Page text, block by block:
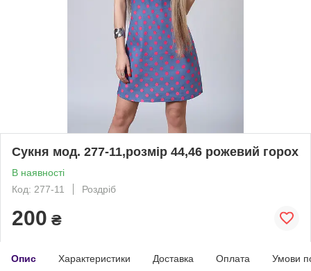
Сукня мод. 277-11,розмір 44,46 рожевий горох
В наявності
Код: 277-11
Роздріб
200 ₴
Опис Характеристики Доставка Оплата Умови